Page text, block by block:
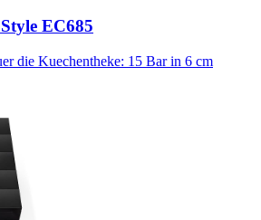
EC685
die Kuechentheke: 15 Bar in 6 cm